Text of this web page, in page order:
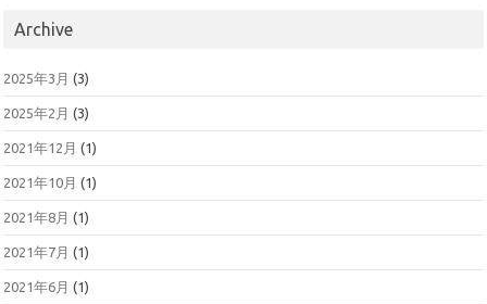
Archive
2025年3月 (3)
2025年2月 (3)
2021年12月 (1)
2021年10月 (1)
2021年8月 (1)
2021年7月 (1)
2021年6月 (1)